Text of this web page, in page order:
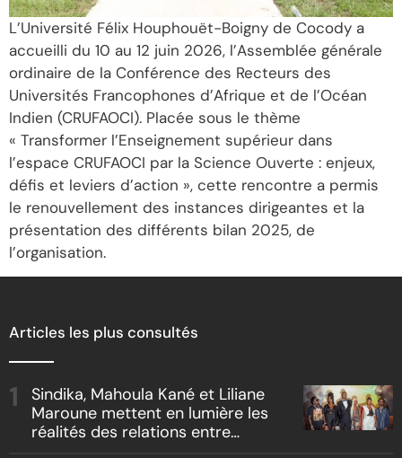
L’Université Félix Houphouët-Boigny de Cocody a
accueilli du 10 au 12 juin 2026, l’Assemblée générale
ordinaire de la Conférence des Recteurs des
Universités Francophones d’Afrique et de l’Océan
Indien (CRUFAOCI). Placée sous le thème
« Transformer l’Enseignement supérieur dans
l’espace CRUFAOCI par la Science Ouverte : enjeux,
défis et leviers d’action », cette rencontre a permis
le renouvellement des instances dirigeantes et la
présentation des différents bilan 2025, de
l’organisation.
Articles les plus consultés
Sindika, Mahoula Kané et Liliane
Maroune mettent en lumière les
réalités des relations entre